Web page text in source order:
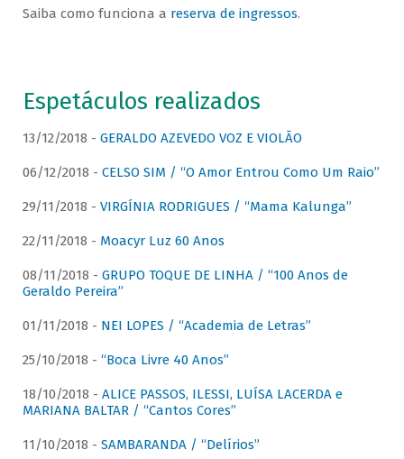
Saiba como funciona a reserva de ingressos.
Espetáculos realizados
13/12/2018 - GERALDO AZEVEDO VOZ E VIOLÃO
06/12/2018 - CELSO SIM / “O Amor Entrou Como Um Raio”
29/11/2018 - VIRGÍNIA RODRIGUES / “Mama Kalunga”
22/11/2018 - Moacyr Luz 60 Anos
08/11/2018 - GRUPO TOQUE DE LINHA / “100 Anos de
Geraldo Pereira”
01/11/2018 - NEI LOPES / “Academia de Letras”
25/10/2018 - “Boca Livre 40 Anos”
18/10/2018 - ALICE PASSOS, ILESSI, LUÍSA LACERDA e
MARIANA BALTAR / “Cantos Cores”
11/10/2018 - SAMBARANDA / “Delírios”